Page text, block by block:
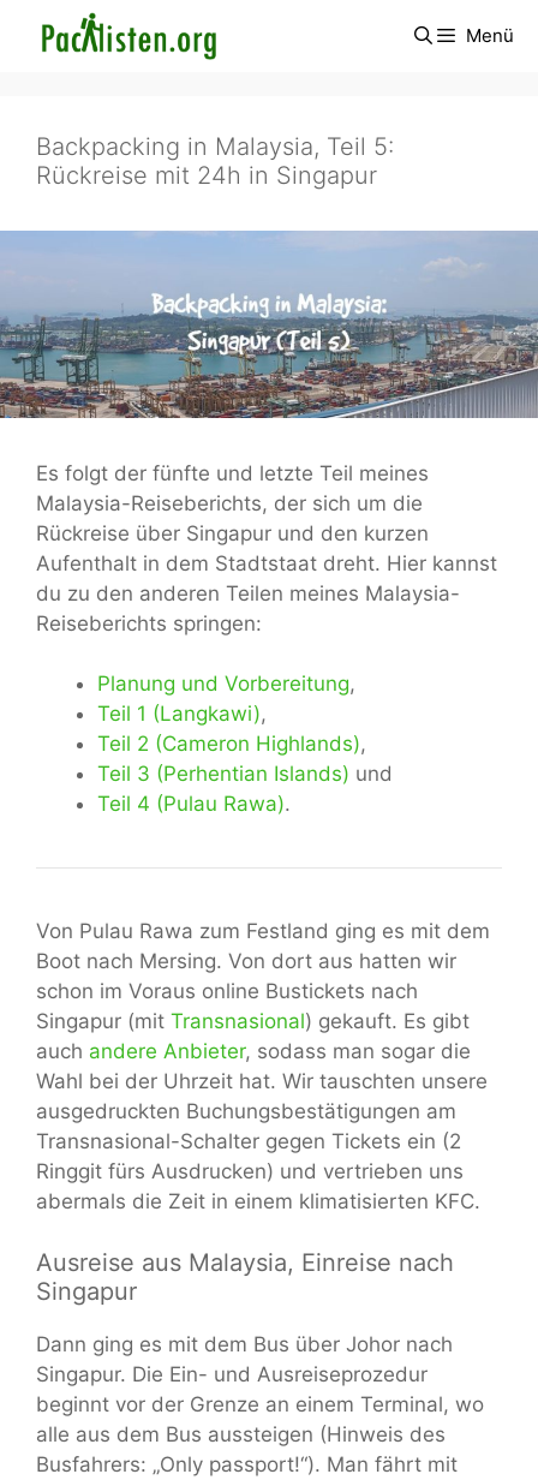
Inhalt
Menü
Backpacking in Malaysia, Teil 5:
Rückreise mit 24h in Singapur
Es folgt der fünfte und letzte Teil meines
Malaysia-Reiseberichts, der sich um die
Rückreise über Singapur und den kurzen
Aufenthalt in dem Stadtstaat dreht. Hier kannst
du zu den anderen Teilen meines Malaysia-
Reiseberichts springen:
Planung und Vorbereitung,
Teil 1 (Langkawi),
Teil 2 (Cameron Highlands),
Teil 3 (Perhentian Islands) und
Teil 4 (Pulau Rawa).
Von Pulau Rawa zum Festland ging es mit dem
Boot nach Mersing. Von dort aus hatten wir
schon im Voraus online Bustickets nach
Singapur (mit Transnasional) gekauft. Es gibt
auch andere Anbieter, sodass man sogar die
Wahl bei der Uhrzeit hat. Wir tauschten unsere
ausgedruckten Buchungsbestätigungen am
Transnasional-Schalter gegen Tickets ein (2
Ringgit fürs Ausdrucken) und vertrieben uns
abermals die Zeit in einem klimatisierten KFC.
Ausreise aus Malaysia, Einreise nach
Singapur
Dann ging es mit dem Bus über Johor nach
Singapur. Die Ein- und Ausreiseprozedur
beginnt vor der Grenze an einem Terminal, wo
alle aus dem Bus aussteigen (Hinweis des
Busfahrers: „Only passport!“). Man fährt mit